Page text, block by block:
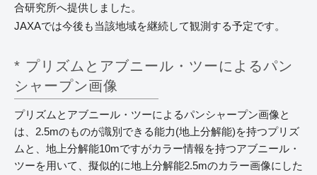
合研究所へ提供しました。
JAXAでは今後も当該地域を継続して観測する予定です。
* プリズムとアブニール・ツーによるパン
シャープン画像
プリズムとアブニール・ツーによるパンシャープン画像と
は、2.5mのものが識別できる能力(地上分解能)を持つプリズ
ムと、地上分解能10mですがカラー情報を持つアブニール・
ツーを用いて、擬似的に地上分解能2.5mのカラー画像にした